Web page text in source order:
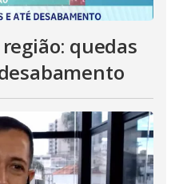
quedas